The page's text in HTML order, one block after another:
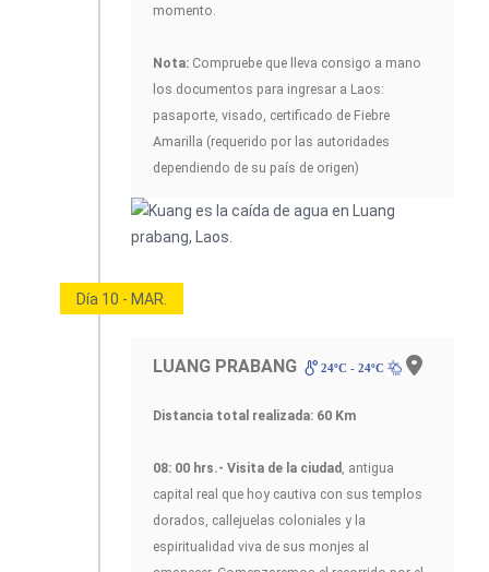
momento.
Nota: Compruebe que lleva consigo a mano
los documentos para ingresar a Laos:
pasaporte, visado, certificado de Fiebre
Amarilla (requerido por las autoridades
dependiendo de su país de origen)
Día 10 - MAR.
LUANG PRABANG 24ºC - 24ºC
Distancia total realizada: 60 Km
08: 00 hrs.- Visita de la ciudad
, antigua
capital real que hoy cautiva con sus templos
dorados, callejuelas coloniales y la
espiritualidad viva de sus monjes al